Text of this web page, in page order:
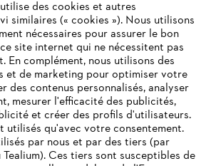
des cookies et autres
similaires (« cookies »). Nous utilisons
nécessaires pour assurer le bon
site internet qui ne nécessitent pas
En complément, nous utilisons des
et de marketing pour optimiser votre
des contenus personnalisés, analyser
mesurer l'efficacité des publicités,
et créer des profils d'utilisateurs.
utilisés qu'avec votre consentement.
par nous et par des tiers (par
Ces tiers sont susceptibles de